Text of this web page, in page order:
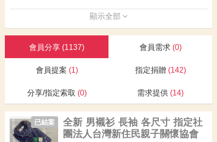
顯示全部
會員分享 (1137) 會員需求 (0)
會員提案 (1) 指定捐贈 (142)
分享/指定索取 (0) 需求提供 (14)
全新 男襯衫 長袖 各尺寸 指定社
團法人台灣新住民親子關懷協會
已結案